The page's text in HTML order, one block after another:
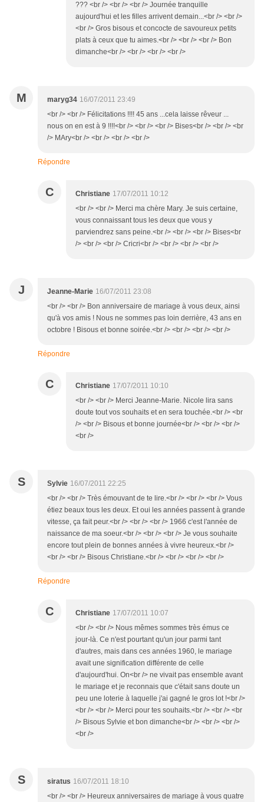
??? <br /> <br /> <br /> Journée tranquille
aujourd'hui et les filles arrivent demain...<br /> <br />
<br /> Gros bisous et concocte de savoureux petits
plats à ceux que tu aimes.<br /> <br /> <br /> Bon
dimanche<br /> <br /> <br /> <br />
M maryg34 16/07/2011 23:49
<br /> <br /> Félicitations !!!! 45 ans ...cela laisse rêveur ...
nous on en est à 9 !!!!<br /> <br /> <br /> Bises<br /> <br /> <br
/> MAry<br /> <br /> <br /> <br />
Répondre
C Christiane 17/07/2011 10:12
<br /> <br /> Merci ma chère Mary. Je suis certaine,
vous connaissant tous les deux que vous y
parviendrez sans peine.<br /> <br /> <br /> Bises<br
/> <br /> <br /> Cricri<br /> <br /> <br /> <br />
J Jeanne-Marie 16/07/2011 23:08
<br /> <br /> Bon anniversaire de mariage à vous deux, ainsi
qu'à vos amis ! Nous ne sommes pas loin derrière, 43 ans en
octobre ! Bisous et bonne soirée.<br /> <br /> <br /> <br />
Répondre
C Christiane 17/07/2011 10:10
<br /> <br /> Merci Jeanne-Marie. Nicole lira sans
doute tout vos souhaits et en sera touchée.<br /> <br
/> <br /> Bisous et bonne journée<br /> <br /> <br />
<br />
S Sylvie 16/07/2011 22:25
<br /> <br /> Très émouvant de te lire.<br /> <br /> <br /> Vous
étiez beaux tous les deux. Et oui les années passent à grande
vitesse, ça fait peur.<br /> <br /> <br /> 1966 c'est l'année de
naissance de ma soeur.<br /> <br /> <br /> Je vous souhaite
encore tout plein de bonnes années à vivre heureux.<br />
<br /> <br /> Bisous Christiane.<br /> <br /> <br /> <br />
Répondre
C Christiane 17/07/2011 10:07
<br /> <br /> Nous mêmes sommes très émus ce
jour-là. Ce n'est pourtant qu'un jour parmi tant
d'autres, mais dans ces années 1960, le mariage
avait une signification différente de celle
d'aujourd'hui. On<br /> ne vivait pas ensemble avant
le mariage et je reconnais que c'était sans doute un
peu une loterie à laquelle j'ai gagné le gros lot !<br />
<br /> <br /> Merci pour tes souhaits.<br /> <br /> <br
/> Bisous Sylvie et bon dimanche<br /> <br /> <br />
<br />
S siratus 16/07/2011 18:10
<br /> <br /> Heureux anniversaires de mariage à vous quatre